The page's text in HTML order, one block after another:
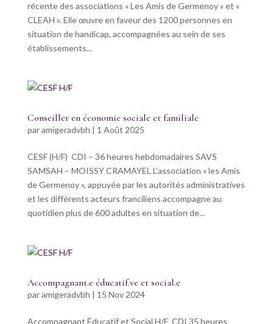
récente des associations « Les Amis de Germenoy » et «
CLEAH ». Elle œuvre en faveur des 1200 personnes en
situation de handicap, accompagnées au sein de ses
établissements...
Conseiller en économie sociale et familiale
paramigeradvbh | 1 Août 2025
CESF (H/F) CDI – 36 heures hebdomadaires SAVS
SAMSAH – MOISSY CRAMAYEL L’association « les Amis
de Germenoy », appuyée par les autorités administratives
et les différents acteurs franciliens accompagne au
quotidien plus de 600 adultes en situation de...
Accompagnant.e éducatif.ve et social.e
paramigeradvbh | 15 Nov 2024
Accompagnant Éducatif et Social H/F CDI 35 heures